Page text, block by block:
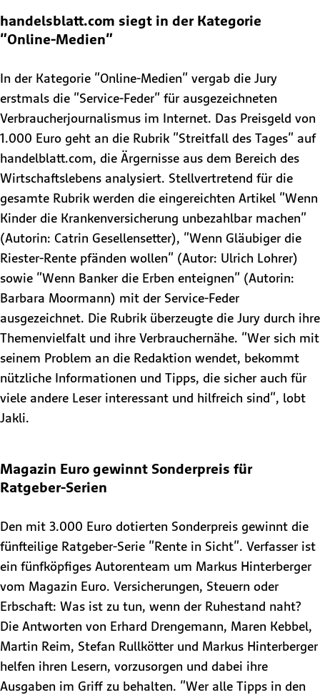
handelsblatt.com siegt in der Kategorie
"Online-Medien"
In der Kategorie "Online-Medien" vergab die Jury
erstmals die "Service-Feder" für ausgezeichneten
Verbraucherjournalismus im Internet. Das Preisgeld von
1.000 Euro geht an die Rubrik "Streitfall des Tages" auf
handelblatt.com, die Ärgernisse aus dem Bereich des
Wirtschaftslebens analysiert. Stellvertretend für die
gesamte Rubrik werden die eingereichten Artikel "Wenn
Kinder die Krankenversicherung unbezahlbar machen"
(Autorin: Catrin Gesellensetter), "Wenn Gläubiger die
Riester-Rente pfänden wollen" (Autor: Ulrich Lohrer)
sowie "Wenn Banker die Erben enteignen" (Autorin:
Barbara Moormann) mit der Service-Feder
ausgezeichnet. Die Rubrik überzeugte die Jury durch ihre
Themenvielfalt und ihre Verbrauchernähe. "Wer sich mit
seinem Problem an die Redaktion wendet, bekommt
nützliche Informationen und Tipps, die sicher auch für
viele andere Leser interessant und hilfreich sind", lobt
Jakli.
Magazin Euro gewinnt Sonderpreis für
Ratgeber-Serien
Den mit 3.000 Euro dotierten Sonderpreis gewinnt die
fünfteilige Ratgeber-Serie "Rente in Sicht". Verfasser ist
ein fünfköpfiges Autorenteam um Markus Hinterberger
vom Magazin Euro. Versicherungen, Steuern oder
Erbschaft: Was ist zu tun, wenn der Ruhestand naht?
Die Antworten von Erhard Drengemann, Maren Kebbel,
Martin Reim, Stefan Rullkötter und Markus Hinterberger
helfen ihren Lesern, vorzusorgen und dabei ihre
Ausgaben im Griff zu behalten. "Wer alle Tipps in den